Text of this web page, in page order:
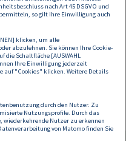
nach Art 45 DSGVO und
so gilt Ihre Einwilligung auch
klicken, um alle
abzulehnen. Sie können Ihre Cookie-
die Schaltfläche [AUSWAHL
Ihre Einwilligung jederzeit
auf "Cookies" klicken. Weitere Details
durch den Nutzer. Zu
Nutzungsprofile. Durch das
wiederkehrende Nutzer zu erkennen
von Matomo finden Sie